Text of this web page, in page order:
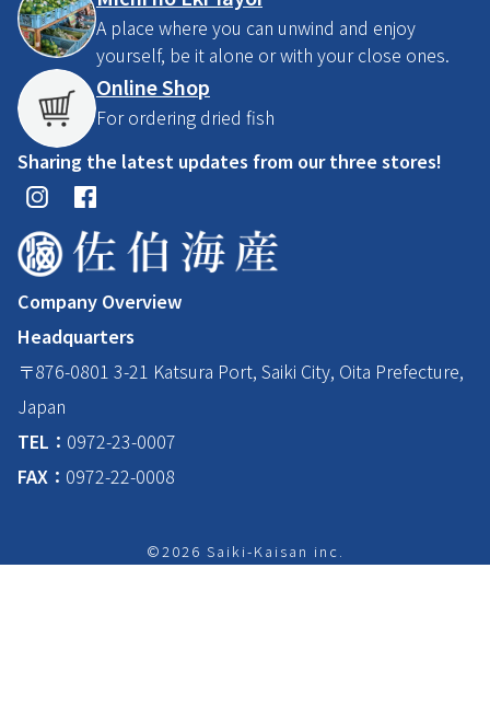
Company Overview
Headquarters
〒876-0801 3-21 Katsura Port, Saiki City, Oita Prefecture,
Japan
TEL： 0972-23-0007
FAX： 0972-22-0008
A place where you can unwind and enjoy
yourself, be it alone or with your close ones.
Online Shop
For ordering dried fish
Sharing the latest updates from our three stores!
©2026 Saiki-Kaisan inc.